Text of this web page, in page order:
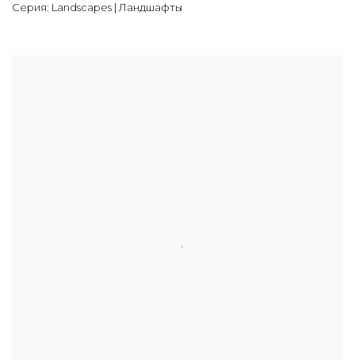
Серия: Landscapes | Ландшафты